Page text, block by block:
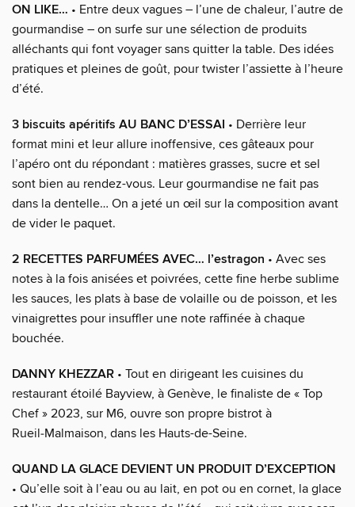
ON LIKE… • Entre deux vagues – l’une de chaleur, l’autre de
gourmandise – on surfe sur une sélection de produits
alléchants qui font voyager sans quitter la table. Des idées
pratiques et pleines de goût, pour twister l’assiette à l’heure
d’été.
3 biscuits apéritifs AU BANC D’ESSAI • Derrière leur
format mini et leur allure inoffensive, ces gâteaux pour
l’apéro ont du répondant : matières grasses, sucre et sel
sont bien au rendez-vous. Leur gourmandise ne fait pas
dans la dentelle… On a jeté un œil sur la composition avant
de vider le paquet.
2 RECETTES PARFUMÉES AVEC… l’estragon • Avec ses
notes à la fois anisées et poivrées, cette fine herbe sublime
les sauces, les plats à base de volaille ou de poisson, et les
vinaigrettes pour insuffler une note raffinée à chaque
bouchée.
DANNY KHEZZAR • Tout en dirigeant les cuisines du
restaurant étoilé Bayview, à Genève, le finaliste de « Top
Chef » 2023, sur M6, ouvre son propre bistrot à
Rueil‑Malmaison, dans les Hauts-de-Seine.
QUAND LA GLACE DEVIENT UN PRODUIT D’EXCEPTION
• Qu’elle soit à l’eau ou au lait, en pot ou en cornet, la glace